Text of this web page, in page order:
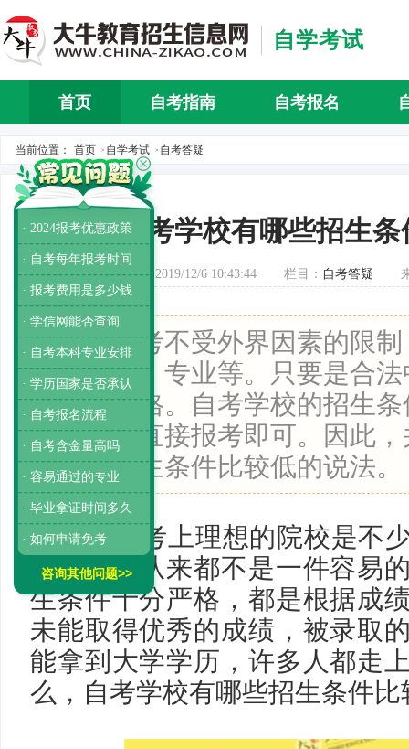
自学考试
首页 自考指南 自考报名
当前位置： 首页 > 自学考试 > 自考答疑
自考学校有哪些招生
发布时间：2019/12/6 10:43:44 栏目： 自考答疑
导读：自考不受外界因素的限
龄、学历、专业等。只要是合
报考的资格。自考学校的招生
好专业后直接报考即可。因此
考学校招生条件比较低的说法。
在高考考上理想的院校是不
实现目标从来都不是一件容易
生条件十分严格，都是根据成
未能取得优秀的成绩，被录取
能拿到大学学历，许多人都走
么，自考学校有哪些招生条件比
· 2024报考优惠政策
· 自考每年报考时间
· 报考费用是多少钱
· 学信网能否查询
· 自考本科专业安排
· 学历国家是否承认
· 自考报名流程
· 自考含金量高吗
· 容易通过的专业
· 毕业拿证时间多久
· 如何申请免考
咨询其他问题>>